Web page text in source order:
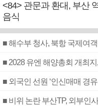
<84> 관문과 환대, 부산
음식
■ 해수부 청사, 북항 국제여
■ 2028 유엔 해양총회 개최지
■ 외국인 선원 ‘인신매매 경
■ 비위 논란 부산TP, 외부인